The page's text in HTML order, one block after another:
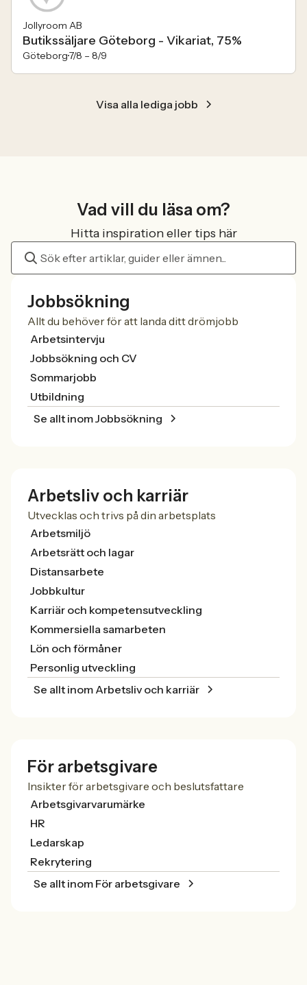
Jollyroom AB
Butikssäljare Göteborg - Vikariat, 75%
Göteborg7/8 – 8/9
Visa alla lediga jobb
Vad vill du läsa om?
Hitta inspiration eller tips här
Jobbsökning
Allt du behöver för att landa ditt drömjobb
Arbetsintervju
Jobbsökning och CV
Sommarjobb
Utbildning
Se allt inom Jobbsökning
Arbetsliv och karriär
Utvecklas och trivs på din arbetsplats
Arbetsmiljö
Arbetsrätt och lagar
Distansarbete
Jobbkultur
Karriär och kompetensutveckling
Kommersiella samarbeten
Lön och förmåner
Personlig utveckling
Se allt inom Arbetsliv och karriär
För arbetsgivare
Insikter för arbetsgivare och beslutsfattare
Arbetsgivarvarumärke
HR
Ledarskap
Rekrytering
Se allt inom För arbetsgivare